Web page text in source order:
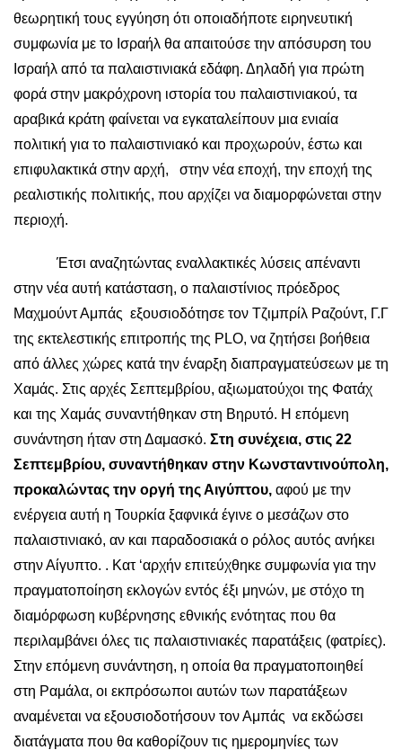
θεωρητική τους εγγύηση ότι οποιαδήποτε ειρηνευτική
συμφωνία με το Ισραήλ θα απαιτούσε την απόσυρση του
Ισραήλ από τα παλαιστινιακά εδάφη. Δηλαδή για πρώτη
φορά στην μακρόχρονη ιστορία του παλαιστινιακού, τα
αραβικά κράτη φαίνεται να εγκαταλείπουν μια ενιαία
πολιτική για το παλαιστινιακό και προχωρούν, έστω και
επιφυλακτικά στην αρχή, στην νέα εποχή, την εποχή της
ρεαλιστικής πολιτικής, που αρχίζει να διαμορφώνεται στην
περιοχή.
Έτσι αναζητώντας εναλλακτικές λύσεις απέναντι
στην νέα αυτή κατάσταση, ο παλαιστίνιος πρόεδρος
Μαχμούντ Αμπάς εξουσιοδότησε τον Τζιμπρίλ Ραζούντ, Γ.Γ
της εκτελεστικής επιτροπής της PLO, να ζητήσει βοήθεια
από άλλες χώρες κατά την έναρξη διαπραγματεύσεων με τη
Χαμάς. Στις αρχές Σεπτεμβρίου, αξιωματούχοι της Φατάχ
και της Χαμάς συναντήθηκαν στη Βηρυτό. Η επόμενη
συνάντηση ήταν στη Δαμασκό. Στη συνέχεια, στις 22
Σεπτεμβρίου, συναντήθηκαν στην Κωνσταντινούπολη,
προκαλώντας την οργή της Αιγύπτου, αφού με την
ενέργεια αυτή η Τουρκία ξαφνικά έγινε ο μεσάζων στο
παλαιστινιακό, αν και παραδοσιακά ο ρόλος αυτός ανήκει
στην Αίγυπτο. . Κατ ‘αρχήν επιτεύχθηκε συμφωνία για την
πραγματοποίηση εκλογών εντός έξι μηνών, με στόχο τη
διαμόρφωση κυβέρνησης εθνικής ενότητας που θα
περιλαμβάνει όλες τις παλαιστινιακές παρατάξεις (φατρίες).
Στην επόμενη συνάντηση, η οποία θα πραγματοποιηθεί
στη Ραμάλα, οι εκπρόσωποι αυτών των παρατάξεων
αναμένεται να εξουσιοδοτήσουν τον Αμπάς να εκδώσει
διατάγματα που θα καθορίζουν τις ημερομηνίες των